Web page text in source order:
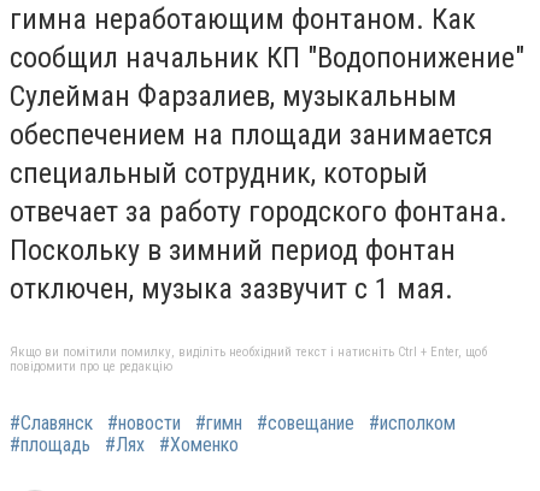
гимна неработающим фонтаном. Как
сообщил начальник КП "Водопонижение"
Сулейман Фарзалиев, музыкальным
обеспечением на площади занимается
специальный сотрудник, который
отвечает за работу городского фонтана.
Поскольку в зимний период фонтан
отключен, музыка зазвучит с 1 мая.
Якщо ви помітили помилку, виділіть необхідний текст і натисніть Ctrl + Enter, щоб
повідомити про це редакцію
#Славянск #новости #гимн #совещание
#исполком
#площадь
#Лях #Хоменко